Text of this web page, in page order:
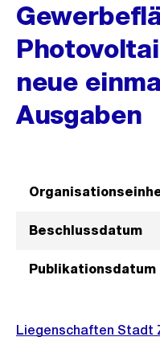
neue
Ausgaben
Beschlussdatum
Publikationsdatum
Liegenschaften Stadt